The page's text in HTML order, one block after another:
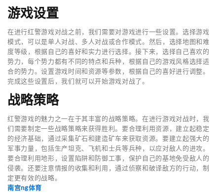
游戏设置
在进行红警游戏对战之前，我们需要对游戏进行一些设置。选择游戏
模式，可以是单人对战、多人对战或合作模式。然后，选择地图和难
度等级，根据自己的喜好和实力进行选择。接下来，选择自己喜欢的
势力，每个势力都有不同的特点和兵种，根据自己的游戏风格选择适
合的势力。设置游戏时间和资源等参数，根据自己的喜好进行调整。
完成这些设置后，我们就可以开始游戏对战了。
战略策略
红警游戏的魅力之一在于其丰富的战略策略。在进行游戏对战时，我
们需要制定一些战略策略来获得胜利。要合理利用资源，建立起稳定
的经济基础，通过采集矿石和建造矿车来获取资源。要建立起强大的
军事力量，包括生产坦克、飞机和士兵等兵种，以应对敌人的进攻。
要合理利用地形，设置陷阱和防御工事，保护自己的基地免受敌人的
侵袭。还要注意情报的收集和利用，通过侦察和破译敌方的行动，制
定更有效的战略。
南宫ng体育